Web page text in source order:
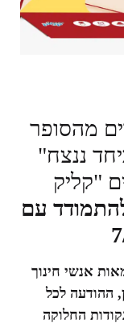
מהסופר
ננצח"
"קליק
עם
אנשי חינוך
ההודעה לכל
החלוקה